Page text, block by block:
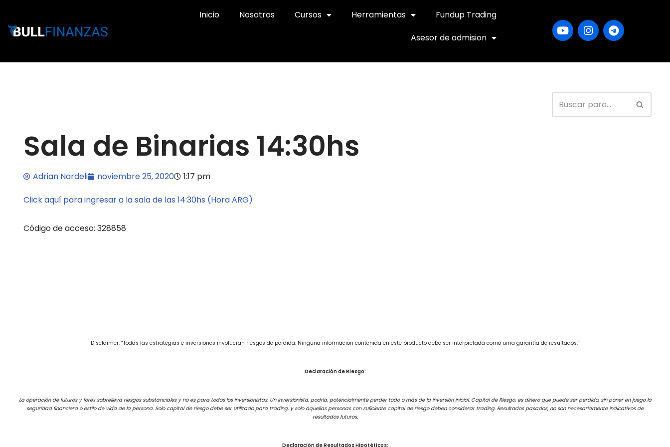
Ir
Inicio Nosotros Cursos Herramientas
Fundup Trading
Asesor de admision
Sala de Binarias 14:30hs
Adrian Nardeli noviembre 25, 2020 1:17 pm
Click aquí para ingresar a la sala de las 14:30hs (Hora ARG)
Código de acceso: 328858
Disclaimer: “Todas las estrategias e inversiones involucran riesgos de perdida. Ninguna información contenida en este producto debe ser interpretada como uma garantía de resultados.”
Declaración de Riesgo:
La operación de futuros y forex sobrelleva riesgos substanciales y no es para todos los inversionistas. Un inversionista, podría, potencialmente perder todo o más de la inversión inicial. Capital de Riesgo, es dinero que puede ser perdido, sin poner en juego la
seguridad financiera o estilo de vida de la persona. Solo capital de riesgo debe ser utilizado para trading, y solo aquellas personas con suficiente capital de riesgo deben considerar trading. Resultados pasados, no son necesariamente indicativos de
resultados futuros.
Declaración de Resultados Hipotéticos: